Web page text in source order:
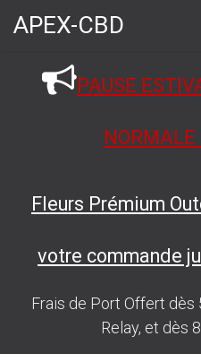
APEX-CBD
PAUSE
NORMALE
Fleurs Prémium
votre commande
Frais de Port Offert dès
Relay, et dès